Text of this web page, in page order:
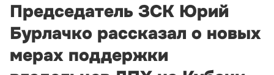
Председатель ЗСК Юрий
Бурлачко рассказал о новых
мерах поддержки